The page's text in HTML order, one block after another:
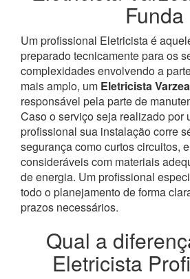
Funda
Um profissional Eletricista é
preparado tecnicamente para os
complexidades envolvendo a
mais amplo, um Eletricista
responsável pela parte de
Caso o serviço seja realizado por
profissional sua instalação corre
segurança como curtos circuitos,
consideráveis com materiais
de energia. Um profissional
todo o planejamento de forma
prazos necessários.
Qual a
Eletricista